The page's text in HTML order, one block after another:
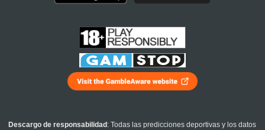
Descargo de responsabilidad : Todas las predicciones deportivas y los datos